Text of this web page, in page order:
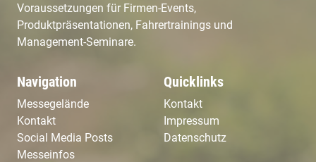
Voraussetzungen für Firmen-Events,
Produktpräsentationen, Fahrertrainings und
Management-Seminare.
Navigation
Messegelände
Kontakt
Social Media Posts
Messeinfos
Quicklinks
Kontakt
Impressum
Datenschutz